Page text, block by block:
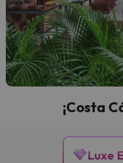
¡Costa
Luxe